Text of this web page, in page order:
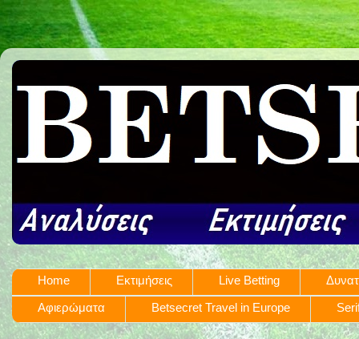
Home Εκτιμήσεις Live Betting
Αφιερώματα
Betsecret Travel in Europe